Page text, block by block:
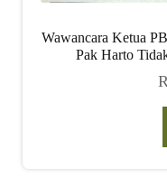
Wawancara Ketua
Pak Harto